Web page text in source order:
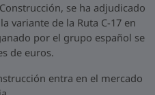
se ha adjudicado
variante de la Ruta C-17 en
por el grupo español se
de euros.
entra en el mercado